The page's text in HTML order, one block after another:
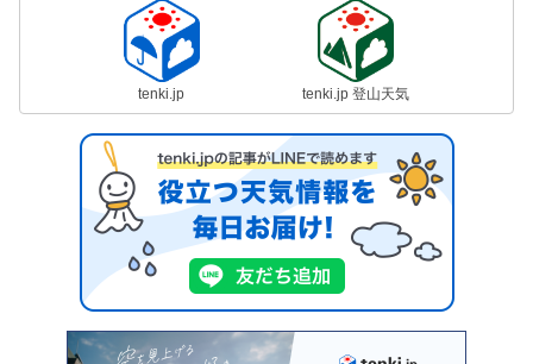
tenki.jp tenki.jp 登山天気